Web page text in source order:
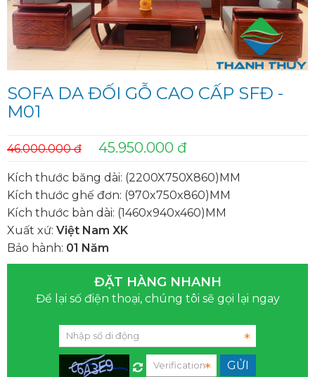
SOFA DA ĐỐI GỖ CAO CẤP SFĐ -
M01
46.000.000 đ 45.950.000 đ
Kích thước băng dài: (2200X750X860)MM
Kích thước ghế đơn: (970x750x860)MM
Kích thước bàn dài: (1460x940x460)MM
Xuất xứ: Việt Nam XK
Bảo hành: 01 Năm
ĐẶT HÀNG NHANH
Để lại số điện thoại, chúng tôi sẽ gọi lại ngay